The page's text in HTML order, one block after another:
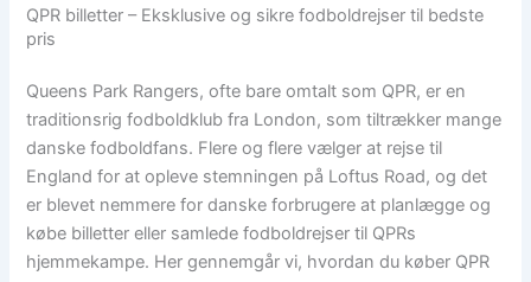
QPR billetter – Eksklusive og sikre fodboldrejser til bedste
pris
Queens Park Rangers, ofte bare omtalt som QPR, er en
traditionsrig fodboldklub fra London, som tiltrækker mange
danske fodboldfans. Flere og flere vælger at rejse til
England for at opleve stemningen på Loftus Road, og det
er blevet nemmere for danske forbrugere at planlægge og
købe billetter eller samlede fodboldrejser til QPRs
hjemmekampe. Her gennemgår vi, hvordan du køber QPR